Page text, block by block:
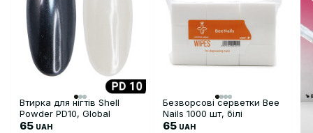
Втирка для нігтів Shell
Powder PD10, Global
Fashion
65 UAH
Безворсові серветки Bee
Nails 1000 шт, білі
65 UAH